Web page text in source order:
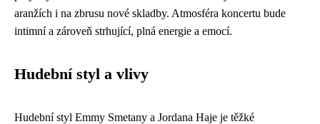
aranžích i na zbrusu nové skladby. Atmosféra koncertu bude
intimní a zároveň strhující, plná energie a emocí.
Hudební styl a vlivy
Hudební styl Emmy Smetany a Jordana Haje je těžké